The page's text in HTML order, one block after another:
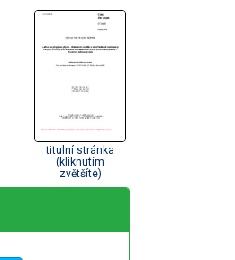
titulní stránka
(kliknutím
zvětšíte)